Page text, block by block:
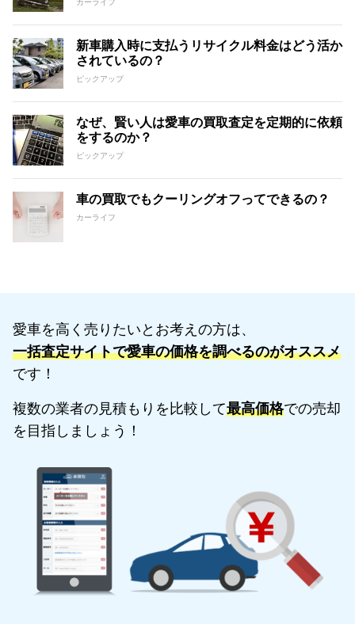
カーライフ
新車購入時に支払うリサイクル料金はどう活か
されているの？
ピックアップ
なぜ、賢い人は愛車の買取査定を定期的に依頼
をするのか？
ピックアップ
車の買取でもクーリングオフってできるの？
カーライフ
愛車を高く売りたいとお考えの方は、
一括査定サイトで愛車の価格を調べるのがオススメ
です！
複数の業者の見積もりを比較して最高価格での売却
を目指しましょう！